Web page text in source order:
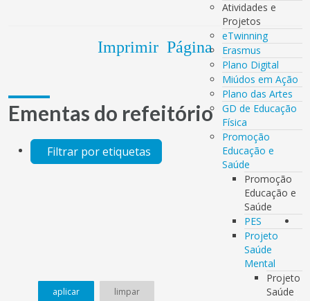
Atividades e
Projetos
eTwinning
Erasmus
Plano Digital
Miúdos em Ação
Plano das Artes
GD de Educação
Física
Promoção
Educação e
Saúde
Promoção
Educação e
Saúde
PES
Projeto
Saúde
Mental
Projeto
Saúde
Imprimir Página
Ementas do refeitório
Filtrar por etiquetas
aplicar limpar